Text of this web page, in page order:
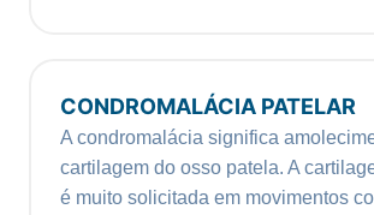
CONDROMALÁCIA PATELAR
A condromalácia significa
cartilagem do osso patela. A
é muito solicitada em movimentos